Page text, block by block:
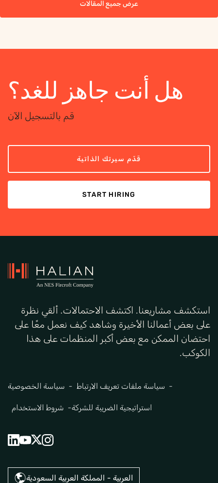
عرض جميع المقالات
هل أنت جاهز للغد؟
قم بالتسجيل الآن
قدّم سيرتك الذاتية
START HIRING
استكشف مشاريعنا. اكتشف الاحتمالات. ألقي نظرة
على بعض أعمالنا الأخيرة وشاهد كيف نعمل معًا على
احتضان الممكن مع بعض أكبر المنظمات على هذا
الكوكب.
سياسة الخصوصية سياسة ملفات تعريف الارتباط
شروط الاستخدام استراتيجية الضريبة للشركة
العربية - المملكة العربية السعودية